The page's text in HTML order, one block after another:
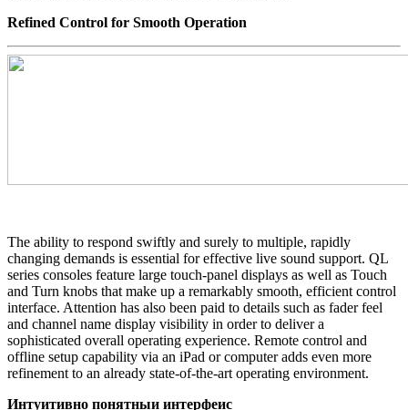
Refined Control for Smooth Operation
The ability to respond swiftly and surely to multiple, rapidly
changing demands is essential for effective live sound support. QL
series consoles feature large touch-panel displays as well as Touch
and Turn knobs that make up a remarkably smooth, efficient control
interface. Attention has also been paid to details such as fader feel
and channel name display visibility in order to deliver a
sophisticated overall operating experience. Remote control and
offline setup capability via an iPad or computer adds even more
refinement to an already state-of-the-art operating environment.
Интуитивно понятныи интерфеис